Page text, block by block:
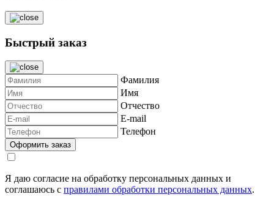
Быстрый заказ
Фамилия
Имя
Отчество
E-mail
Телефон
Я даю согласие на обработку персональных данных и
соглашаюсь с правилами обработки персональных данных.